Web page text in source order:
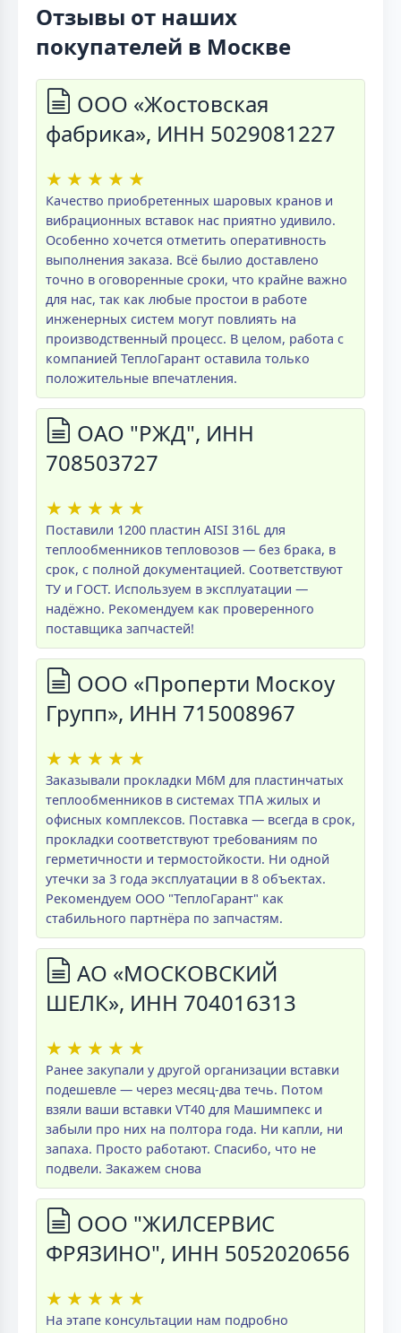
Отзывы от наших
покупателей в Москве
ООО «Жостовская
фабрика», ИНН 5029081227
★ ★ ★ ★ ★
Качество приобретенных шаровых кранов и
вибрационных вставок нас приятно удивило.
Особенно хочется отметить оперативность
выполнения заказа. Всё былио доставлено
точно в оговоренные сроки, что крайне важно
для нас, так как любые простои в работе
инженерных систем могут повлиять на
производственный процесс. В целом, работа с
компанией ТеплоГарант оставила только
положительные впечатления.
ОАО "РЖД", ИНН
708503727
★ ★ ★ ★ ★
Поставили 1200 пластин AISI 316L для
теплообменников тепловозов — без брака, в
срок, с полной документацией. Соответствуют
ТУ и ГОСТ. Используем в эксплуатации —
надёжно. Рекомендуем как проверенного
поставщика запчастей!
ООО «Проперти Москоу
Групп», ИНН 715008967
★ ★ ★ ★ ★
Заказывали прокладки M6M для пластинчатых
теплообменников в системах ТПА жилых и
офисных комплексов. Поставка — всегда в срок,
прокладки соответствуют требованиям по
герметичности и термостойкости. Ни одной
утечки за 3 года эксплуатации в 8 объектах.
Рекомендуем ООО "ТеплоГарант" как
стабильного партнёра по запчастям.
АО «МОСКОВСКИЙ
ШЕЛК», ИНН 704016313
★ ★ ★ ★ ★
Ранее закупали у другой организации вставки
подешевле — через месяц-два течь. Потом
взяли ваши вставки VT40 для Машимпекс и
забыли про них на полтора года. Ни капли, ни
запаха. Просто работают. Спасибо, что не
подвели. Закажем снова
ООО "ЖИЛСЕРВИС
ФРЯЗИНО", ИНН 5052020656
★ ★ ★ ★ ★
На этапе консультации нам подробно